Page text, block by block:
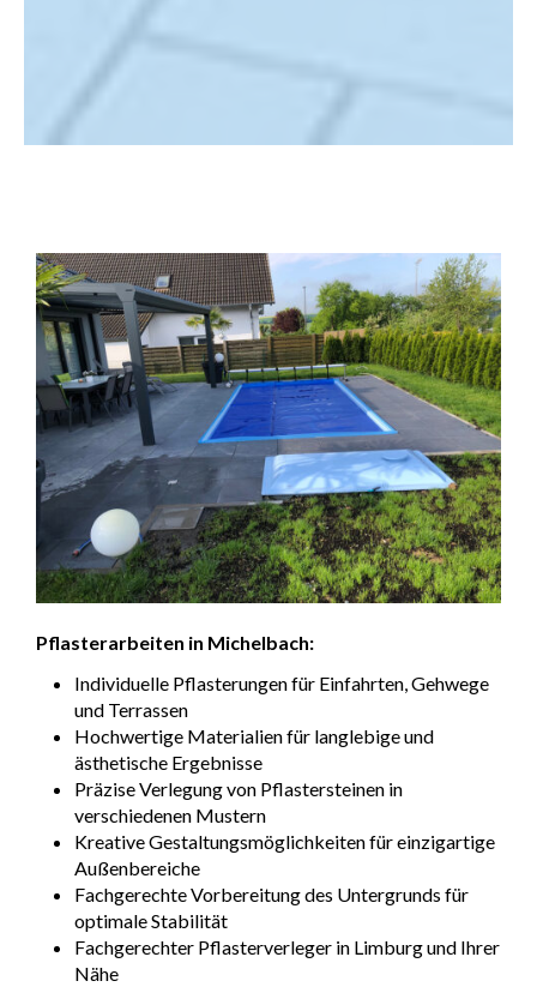
Pflasterarbeiten in Michelbach:
Individuelle Pflasterungen für Einfahrten, Gehwege
und Terrassen
Hochwertige Materialien für langlebige und
ästhetische Ergebnisse
Präzise Verlegung von Pflastersteinen in
verschiedenen Mustern
Kreative Gestaltungsmöglichkeiten für einzigartige
Außenbereiche
Fachgerechte Vorbereitung des Untergrunds für
optimale Stabilität
Fachgerechter Pflasterverleger in Limburg und Ihrer
Nähe